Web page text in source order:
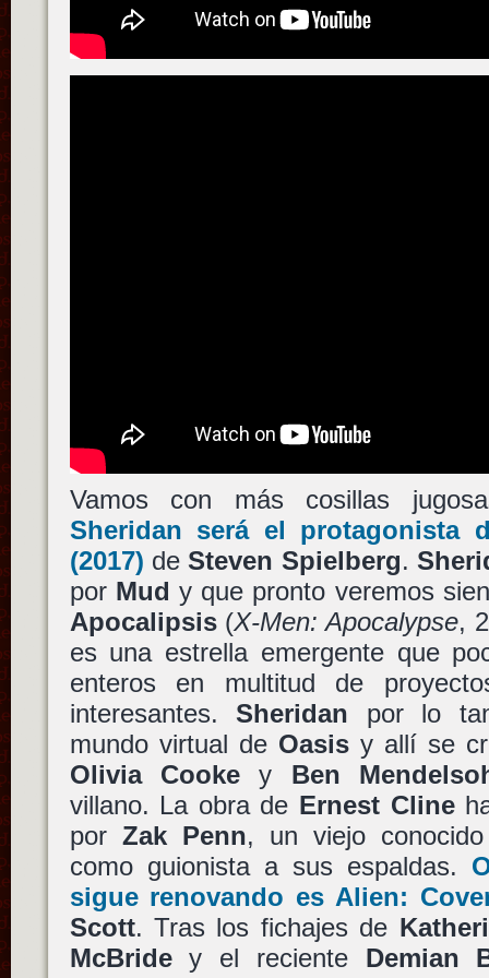
Vamos con más cosillas
Sheridan será el protagonista
(2017) deSteven Spielberg.
por Mud y que pronto veremos
Apocalipsis(X-Men: Apocalypse,
es una estrella emergente que
enteros en multitud de
interesantes.Sheridan por lo
mundo virtual de Oasisy allí se
Olivia Cookey Ben
villano. La obra de Ernest Cline
por Zak Penn, un viejo
como guionista a sus espaldas.
sigue renovando es Alien:
Scott. Tras los fichajes de
McBridey el reciente Demian